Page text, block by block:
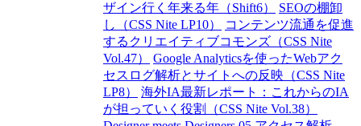
ザイン行く年来る年（Shift6）
SEOの棚卸
し（CSS Nite LP10）
コンテンツ流通を促進
するクリエイティブコモンズ（CSS Nite
Vol.47）
Google Analyticsを使ったWebアク
セスログ解析とサイトへの反映（CSS Nite
LP8）
海外IA最新レポート：これからのIA
が担っていく役割（CSS Nite Vol.38）